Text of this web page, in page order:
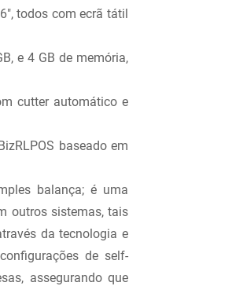
todos com ecrã tátil
e 4 GB de memória,
cutter automático e
baseado em
balança; é uma
outros sistemas, tais
da tecnologia e
de self-
assegurando que